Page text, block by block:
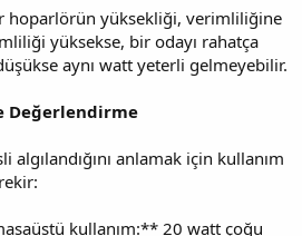
hoparlörün yüksekliği, verimliliğine
yüksekse, bir odayı rahatça
aynı watt yeterli gelmeyebilir.
Değerlendirme
anlamak için kullanım
kullanım:** 20 watt çoğu